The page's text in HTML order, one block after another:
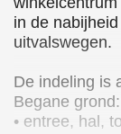
in de
uitvalswegen.
De indeling is
Begane grond:
• entree, hal,